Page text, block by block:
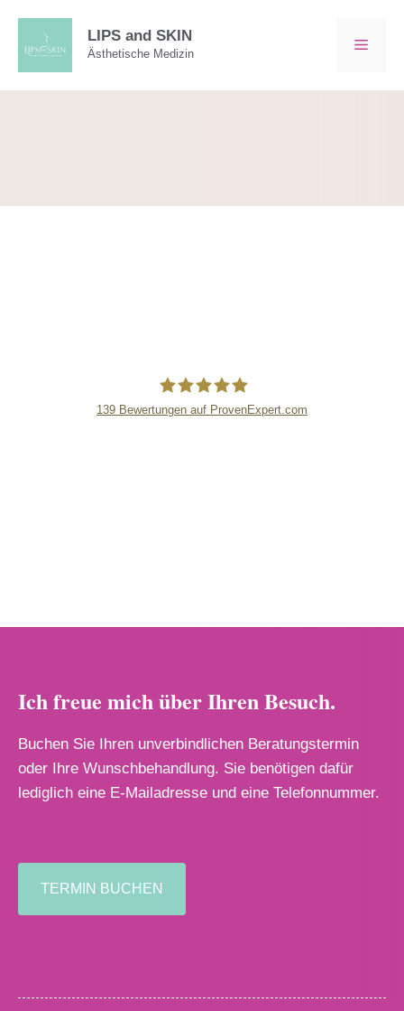
springen
LIPS and SKIN
Ästhetische Medizin
139 Bewertungen auf ProvenExpert.com
Ich freue mich über Ihren Besuch.
Buchen Sie Ihren unverbindlichen Beratungstermin
oder Ihre Wunschbehandlung. Sie benötigen dafür
lediglich eine E-Mailadresse und eine Telefonnummer.
TERMIN BUCHEN